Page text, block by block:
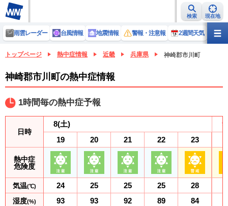
検索 現在地
雨雲レーダー 台風情報 地震情報 警報・注意報 2週間天気 ラ
トップページ 熱中症情報 近畿 兵庫県 神崎郡市川町
神崎郡市川町の熱中症情報
1時間毎の熱中症予報
日時
熱中症
危険度
気温(℃)
湿度(%)
8(土)
19
24
93
20
25
93
21
25
92
22
25
89
23
28
84
9